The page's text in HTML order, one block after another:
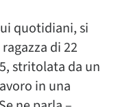
quotidiani, si
di 22
stritolata da un
in una